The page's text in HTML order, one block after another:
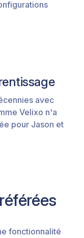
avec
Velixo n'a
pour Jason et
fonctionnalité